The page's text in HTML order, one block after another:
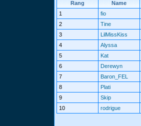
Rang Name
1
fio
2
Tine
3
LilMissKiss
4
Alyssa
5
Kat
6
Derewyn
7
Baron_FEL
8
Plati
9
Skip
10
rodrigue